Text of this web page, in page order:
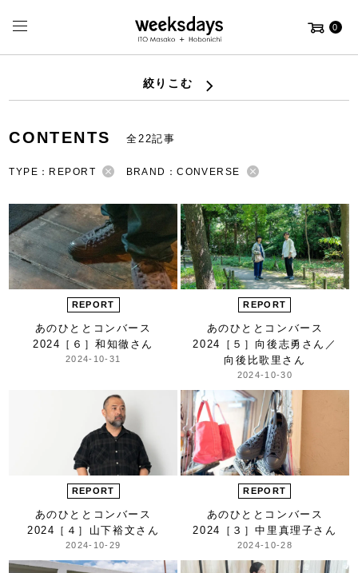
0
絞りこむ
CONTENTS 全22記事
TYPE：REPORT BRAND：CONVERSE
REPORT
あのひととコンバース
2024 ［６］和知徹さん
2024-10-31
REPORT
あのひととコンバース
2024
［５］向後志勇さん／
向後比歌里さん
2024-10-30
REPORT
あのひととコンバース
2024 ［４］山下裕文さん
2024-10-29
REPORT
あのひととコンバース
2024
［３］中里真理子さん
2024-10-28